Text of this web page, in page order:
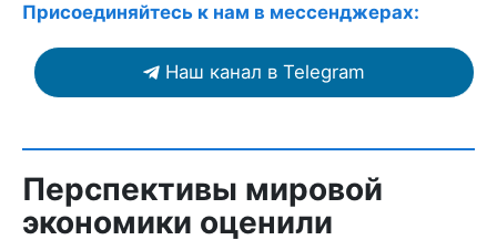
Присоединяйтесь к нам в мессенджерах:
Наш канал в Telegram
Перспективы мировой
экономики оценили